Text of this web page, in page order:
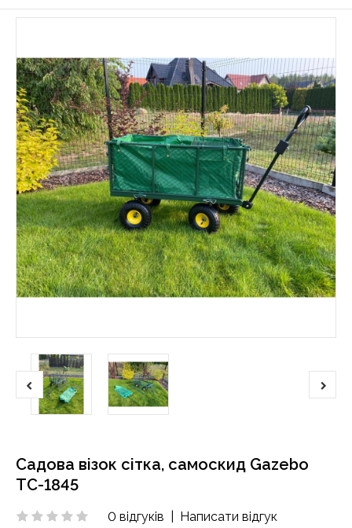
Садова візок сітка, самоскид Gazebo
TC-1845
0 відгуків Написати відгук